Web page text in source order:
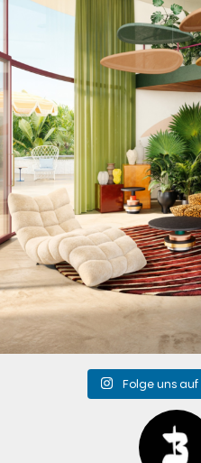
Take a walk on the
Anlässlich
103
Folge uns